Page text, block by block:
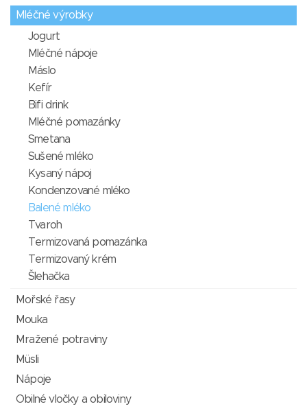
Mléčné výrobky
Jogurt
Mléčné nápoje
Máslo
Kefír
Bifi drink
Mléčné pomazánky
Smetana
Sušené mléko
Kysaný nápoj
Kondenzované mléko
Balené mléko
Tvaroh
Termizovaná pomazánka
Termizovaný krém
Šlehačka
Mořské řasy
Mouka
Mražené potraviny
Müsli
Nápoje
Obilné vločky a obiloviny